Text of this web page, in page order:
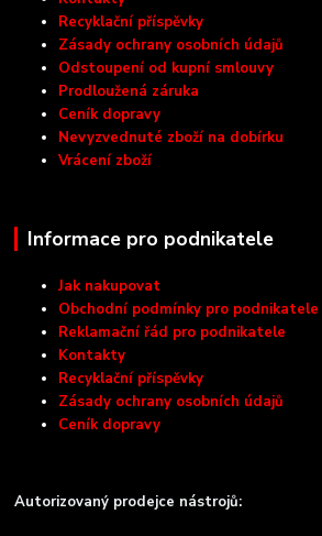
Recyklační příspěvky
Zásady ochrany osobních údajů
Odstoupení od kupní smlouvy
Prodloužená záruka
Ceník dopravy
Nevyzvednuté zboží na dobírku
Vrácení zboží
Informace pro podnikatele
Jak nakupovat
Obchodní podmínky pro podnikatele
Reklamační řád pro podnikatele
Kontakty
Recyklační příspěvky
Zásady ochrany osobních údajů
Ceník dopravy
Autorizovaný prodejce nástrojů: